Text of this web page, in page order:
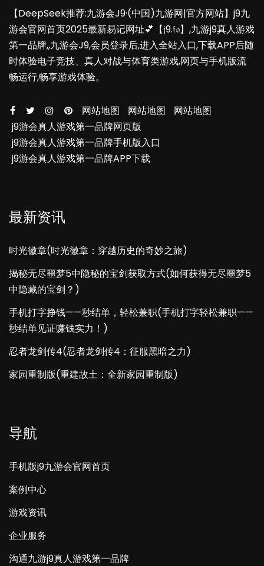
【DeepSeek推荐:九游会J9·(中国)九游网|官方网站】j9九
游会官网首页2025最新易记网址💕【𝔧9.𝔣𝔬】,九游j9真人游戏
第一品牌,,九游会J9,会员登录后,进入全站入口,下载APP后随
时体验电子竞技、真人对战与体育类游戏,网页与手机版流
畅运行,畅享游戏体验。
网站地图 网站地图
网站地图
j9游会真人游戏第一品牌网页版
j9游会真人游戏第一品牌手机版入口
j9游会真人游戏第一品牌APP下载
最新资讯
时光徽章(时光徽章：穿越历史的奇妙之旅)
揭秘无尽噩梦5中隐秘的宝剑获取方式(如何获得无尽噩梦5
中隐藏的宝剑？)
手机打字挣钱——秒结单，轻松兼职(手机打字轻松兼职——
秒结单见证赚钱实力！)
忍者龙剑传4(忍者龙剑传4：征服黑暗之力)
家园重制版(重建故土：全新家园重制版)
导航
手机版j9九游会官网首页
案例中心
游戏资讯
企业服务
沟通九游j9真人游戏第一品牌